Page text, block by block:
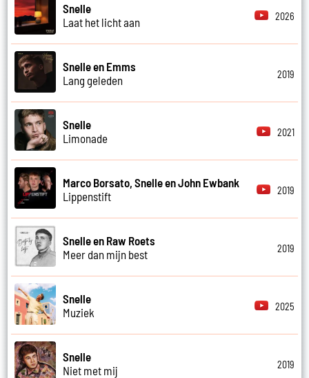
Snelle
Laat het licht aan
2026
Snelle en Emms
Lang geleden
2019
Snelle
Limonade
2021
Marco Borsato, Snelle en John Ewbank
Lippenstift
2019
Snelle en Raw Roets
Meer dan mijn best
2019
Snelle
Muziek
2025
Snelle
Niet met mij
2019